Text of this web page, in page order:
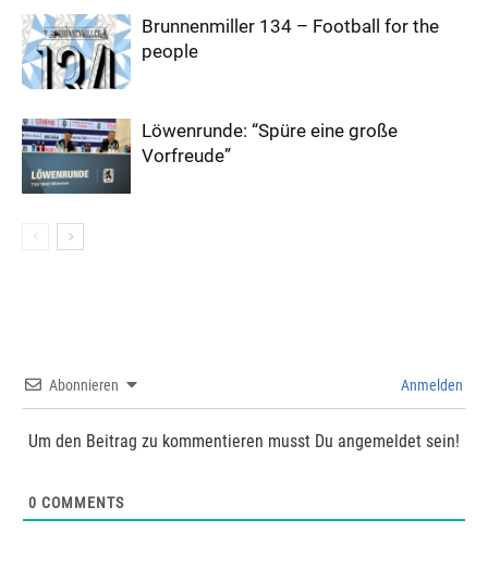
Brunnenmiller 134 – Football for the
people
Löwenrunde: “Spüre eine große
Vorfreude”
Abonnieren Anmelden
Um den Beitrag zu kommentieren musst Du angemeldet sein!
0 COMMENTS